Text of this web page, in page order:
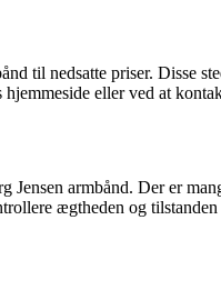
til nedsatte priser.
eller ved at
Jensen armbånd. Der er
ægtheden og